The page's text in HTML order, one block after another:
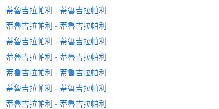
蒂魯吉拉帕利 - 蒂魯吉拉帕利
蒂魯吉拉帕利 - 蒂魯吉拉帕利
蒂魯吉拉帕利 - 蒂魯吉拉帕利
蒂魯吉拉帕利 - 蒂魯吉拉帕利
蒂魯吉拉帕利 - 蒂魯吉拉帕利
蒂魯吉拉帕利 - 蒂魯吉拉帕利
蒂魯吉拉帕利 - 蒂魯吉拉帕利